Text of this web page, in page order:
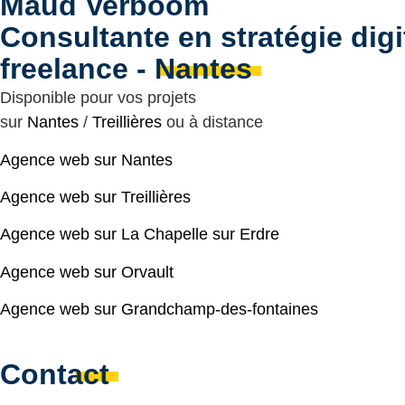
Consultante en stratégie
freelance - Nantes
Disponible pour vos projets
sur Nantes / Treillières ou à distance
Agence web sur Nantes
Agence web sur Treillières
Agence web sur La Chapelle sur Erdre
Agence web sur Orvault
Agence web sur Grandchamp-des-fontaines
Contact